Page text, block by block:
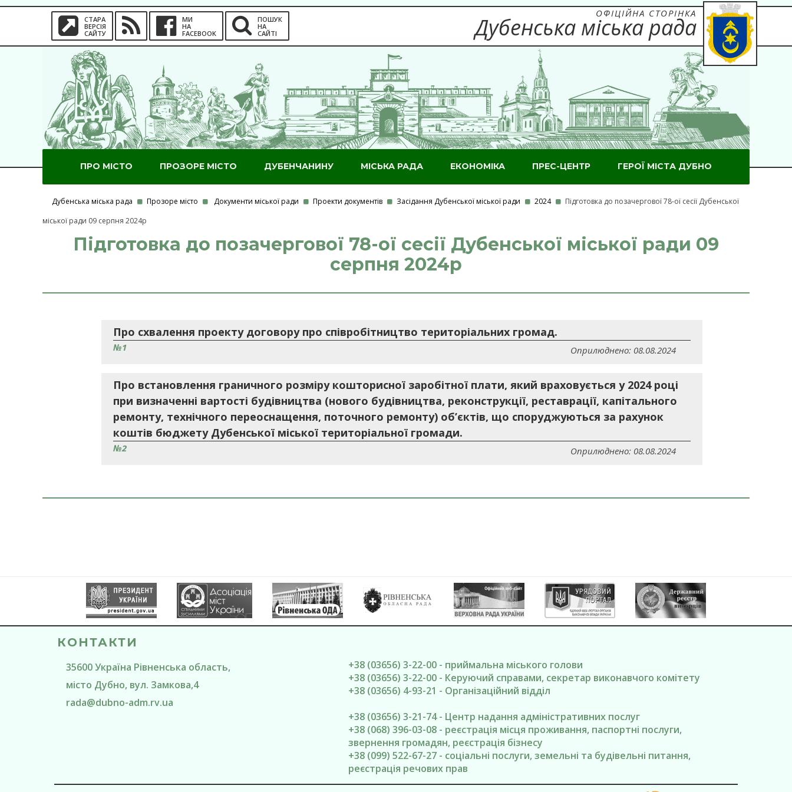
СТАРА
ВЕРСІЯ
САЙТУ
МИ
НА
FACEBOOK
ПОШУК
НА
САЙТІ
ОФІЦІЙНА СТОРІНКА
Дубенська міська рада
ПРО МІСТО ПРОЗОРЕ МІСТО ДУБЕНЧАНИНУ МІСЬКА РАДА ЕКОНОМІКА ПРЕС-ЦЕНТР ГЕРОЇ МІСТА ДУБНО
Дубенська міська рада Прозоре місто Документи міської ради Проекти документів Засідання Дубенської міської ради 2024
Підготовка до позачергової 78-ої сесії Дубенської
міської ради 09 серпня 2024р
Підготовка до позачергової 78-ої сесії Дубенської міської ради 09
серпня 2024р
Про схвалення проекту договору про співробітництво територіальних громад.
№1 Оприлюднено: 08.08.2024
Про встановлення граничного розміру кошторисної заробітної плати, який враховується у 2024 році
при визначенні вартості будівництва (нового будівництва, реконструкції, реставрації, капітального
ремонту, технічного переоснащення, поточного ремонту) об’єктів, що споруджуються за рахунок
коштів бюджету Дубенської міської територіальної громади.
№2 Оприлюднено: 08.08.2024
КОНТАКТИ
35600Україна Рівненська область,
місто Дубно, вул. Замкова,4
rada@dubno-adm.rv.ua
+38 (03656) 3-22-00 - приймальна міського голови
+38 (03656) 3-22-00 - Керуючий справами, секретар виконавчого комітету
+38 (03656) 4-93-21 - Організаційний відділ
+38 (03656) 3-21-74 - Центр надання адміністративних послуг
+38 (068) 396-03-08 - реєстрація місця проживання, паспортні послуги,
звернення громадян, реєстрація бізнесу
+38 (099) 522-67-27 - соціальні послуги, земельні та будівельні питання,
реєстрація речових прав